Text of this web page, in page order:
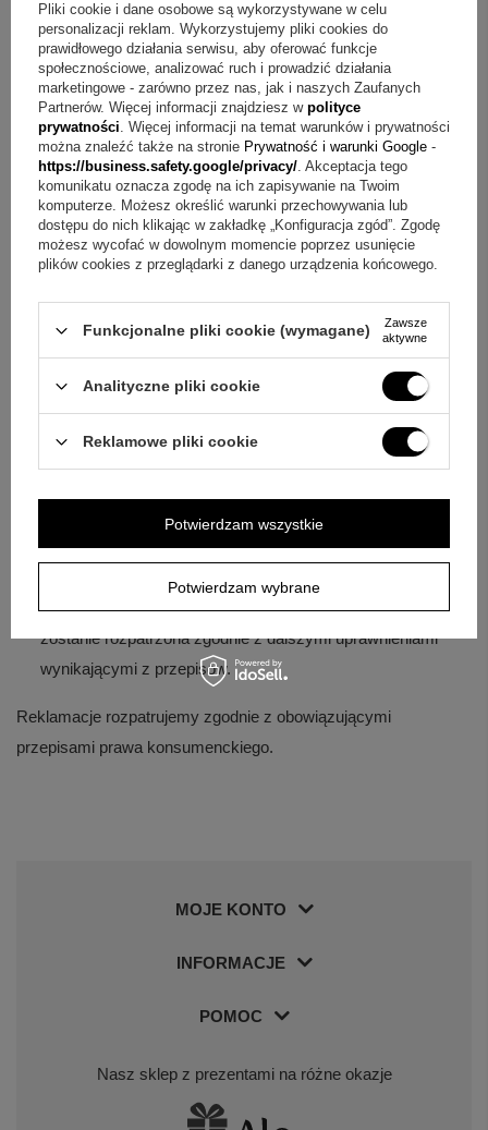
naprawę, wymianę, obniżenie ceny albo odstąpienie od
umowy, jeżeli przysługuje w danej sytuacji.
Dołącz zdjęcia lub inne materiały pokazujące problem, jeżeli
mogą pomóc w rozpatrzeniu reklamacji.
Dołącz dowód zakupu, jeżeli go posiadasz. Może to być np.
numer zamówienia, faktura, paragon, potwierdzenie
płatności lub wiadomość e-mail z potwierdzeniem zakupu.
Po wysłaniu zgłoszenia otrzymasz dalsze informacje
dotyczące sposobu rozpatrzenia reklamacji i ewentualnego
odesłania produktu.
Nie odsyłaj produktu za pobraniem — nie przyjmujemy
Zatrzymaj dowód nadania przesyłki.
koszty odesłania produktu zgodnie z obowiązującymi
przepisami.
doprowadzi produktu do zgodności z umową, reklamacja
zostanie rozpatrzona zgodnie z dalszymi uprawnieniami
wynikającymi z przepisów.
Reklamacje rozpatrujemy zgodnie z obowiązującymi
przepisami prawa konsumenckiego.
MOJE KONTO
INFORMACJE
POMOC
Nasz sklep z prezentami na różne okazje
Pliki cookie i dane osobowe są wykorzystywane w celu
personalizacji reklam. Wykorzystujemy pliki cookies do
prawidłowego działania serwisu, aby oferować funkcje
społecznościowe, analizować ruch i prowadzić działania
marketingowe - zarówno przez nas, jak i naszych Zaufanych
Partnerów. Więcej informacji znajdziesz w polityce
prywatności. Więcej informacji na temat warunków i prywatności
można znaleźć także na stronie Prywatność i warunki Google -
https://business.safety.google/privacy/. Akceptacja tego
komunikatu oznacza zgodę na ich zapisywanie na Twoim
komputerze. Możesz określić warunki przechowywania lub
dostępu do nich klikając w zakładkę „Konfiguracja zgód”. Zgodę
możesz wycofać w dowolnym momencie poprzez usunięcie
plików cookies z przeglądarki z danego urządzenia końcowego.
Funkcjonalne pliki cookie (wymagane)
Zawsze
aktywne
Analityczne pliki cookie
Reklamowe pliki cookie
Potwierdzam wybrane
Potwierdzam wszystkie